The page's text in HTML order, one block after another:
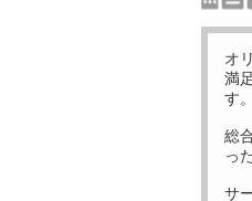
オ
満
す。
総
っ
サ